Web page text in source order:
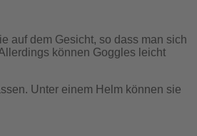
auf dem Gesicht, so dass man sich
können Goggles leicht
Unter einem Helm können sie